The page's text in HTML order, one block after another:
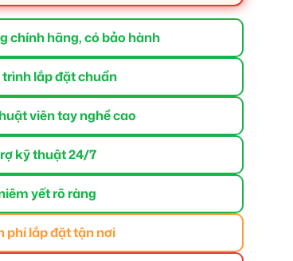
chính hãng, có bảo hành
lắp đặt chuẩn
viên tay nghề cao
kỹ thuật 24/7
yết rõ ràng
phí lắp đặt tận nơi